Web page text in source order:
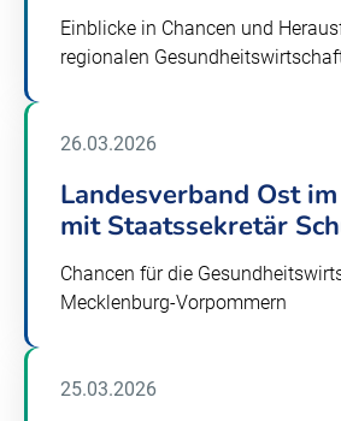
Einblicke in Chancen und
regionalen
26.03.2026
Landesverband Ost
mit Staatssekretär
Chancen für die
Mecklenburg-Vorpommern
25.03.2026